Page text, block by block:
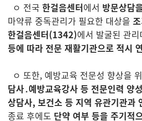
ㅇ 전국 한걸음센터에서 방문상담
마약류 중독관리가 필요한 대상을
한걸음센터(1342)에서 발굴된 관
등에 따라 전문 재활기관으로 적시
ㅇ 또한, 예방교육 전문성 향상을
담사․예방교육강사 등 전문인력 양
상담사, 보건소 등 지역 유관기관과
종료 후에도 단약 여부 등을 주기적